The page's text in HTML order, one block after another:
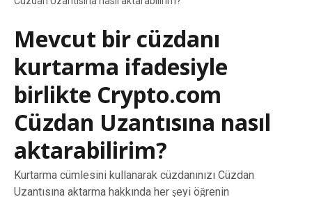
Mevcut bir cüzdanı
kurtarma ifadesiyle
birlikte Crypto.com
Cüzdan Uzantısına nasıl
aktarabilirim?
Kurtarma cümlesini kullanarak cüzdanınızı Cüzdan
Uzantısına aktarma hakkında her şeyi öğrenin